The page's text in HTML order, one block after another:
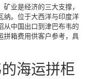
业是经济的三大支撑，
纳。位于大西洋与印度洋
从中国出口到津巴布韦的
拼箱费用供客户参考，具
海运拼柜